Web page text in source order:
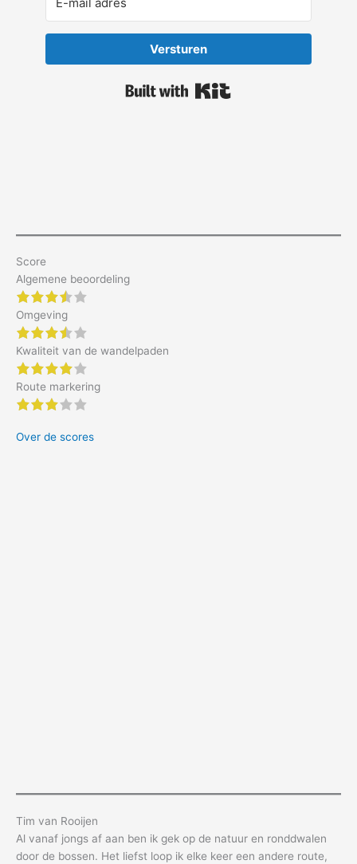
Versturen
Score
Algemene beoordeling
Omgeving
Kwaliteit van de wandelpaden
Route markering
Over de scores
Tim van Rooijen
Al vanaf jongs af aan ben ik gek op de natuur en ronddwalen
door de bossen. Het liefst loop ik elke keer een andere route,